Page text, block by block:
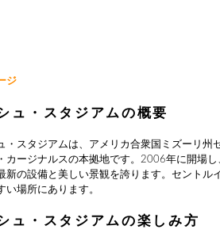
ジ
ュ・スタジアムの概要
・スタジアムは、アメリカ合衆国ミズーリ州
カージナルスの本拠地です。2006年に開場
新の設備と美しい景観を誇ります。セント
い場所にあります。
ュ・スタジアムの楽しみ方